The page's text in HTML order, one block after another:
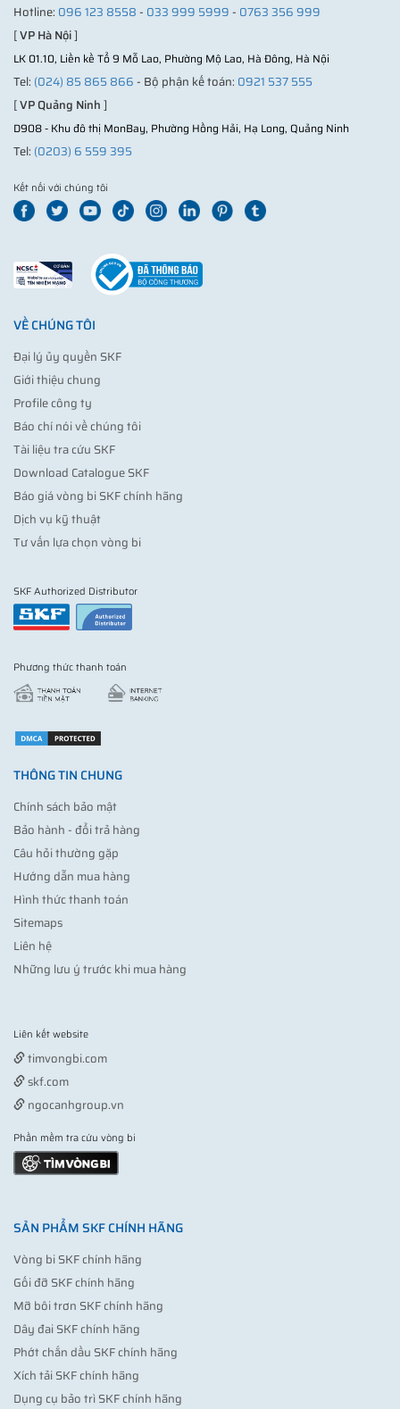
Hotline: 096 123 8558- 033 999 5999- 0763 356 999
[VP Hà Nội]
LK 01.10, Liền kề Tổ 9 Mỗ Lao, Phường Mộ Lao, Hà Đông, Hà Nội
Tel: (024) 85 865 866- Bộ phận kế toán: 0921 537 555
[VP Quảng Ninh]
D908 - Khu đô thị MonBay, Phường Hồng Hải, Hạ Long, Quảng Ninh
Tel: (0203) 6 559 395
Kết nối với chúng tôi
VỀ CHÚNG TÔI
Đại lý ủy quyền SKF
Giới thiệu chung
Profile công ty
Báo chí nói về chúng tôi
Tài liệu tra cứu SKF
Download Catalogue SKF
Báo giá vòng bi SKF chính hãng
Dịch vụ kỹ thuật
Tư vấn lựa chọn vòng bi
SKF Authorized Distributor
Phương thức thanh toán
THÔNG TIN CHUNG
Chính sách bảo mật
Bảo hành - đổi trả hàng
Câu hỏi thường gặp
Hướng dẫn mua hàng
Hình thức thanh toán
Sitemaps
Liên hệ
Những lưu ý trước khi mua hàng
Liên kết website
timvongbi.com
skf.com
ngocanhgroup.vn
Phần mềm tra cứu vòng bi
SẢN PHẨM SKF CHÍNH HÃNG
Vòng bi SKF chính hãng
Gối đỡ SKF chính hãng
Mỡ bôi trơn SKF chính hãng
Dây đai SKF chính hãng
Phớt chắn dầu SKF chính hãng
Xích tải SKF chính hãng
Dụng cụ bảo trì SKF chính hãng